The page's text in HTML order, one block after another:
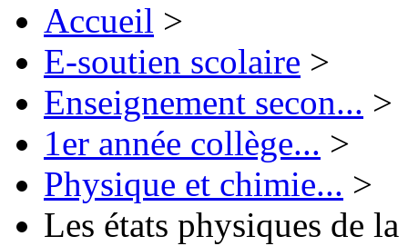
Accueil >
E-soutien scolaire >
Enseignement secon... >
1er année collège... >
Physique et chimie... >
Les états physiques de